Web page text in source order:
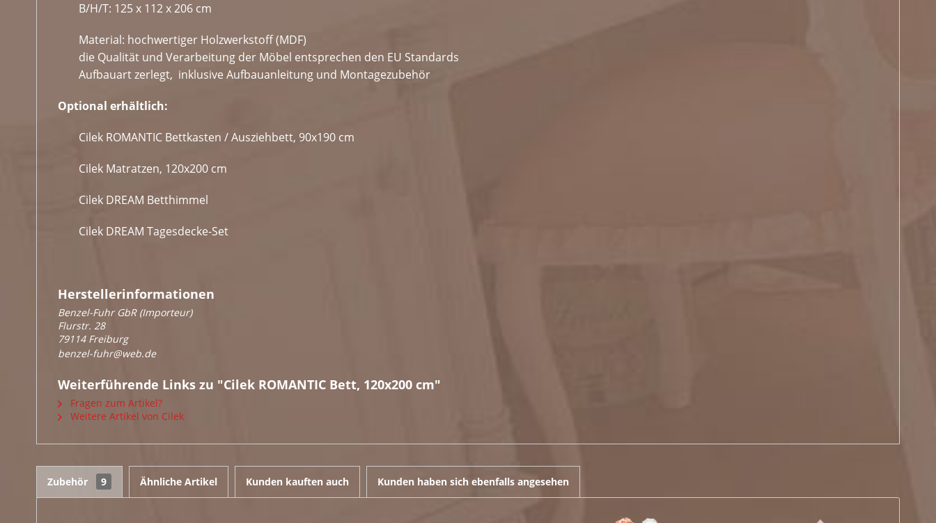
B/H/T: 125 x 112 x 206 cm
Material: hochwertiger Holzwerkstoff (MDF)
die Qualität und Verarbeitung der Möbel entsprechen den EU Standards
Aufbauart zerlegt, inklusive Aufbauanleitung und Montagezubehör
Optional erhältlich:
Cilek ROMANTIC Bettkasten / Ausziehbett, 90x190 cm
Cilek Matratzen, 120x200 cm
Cilek DREAM Betthimmel
Cilek DREAM Tagesdecke-Set
Herstellerinformationen
Benzel-Fuhr GbR (Importeur)
Flurstr. 28
79114 Freiburg
benzel-fuhr@web.de
Weiterführende Links zu "Cilek ROMANTIC Bett, 120x200 cm"
Fragen zum Artikel?
Weitere Artikel von Cilek
Zubehör 9 Ähnliche Artikel Kunden kauften auch Kunden haben sich ebenfalls angesehen